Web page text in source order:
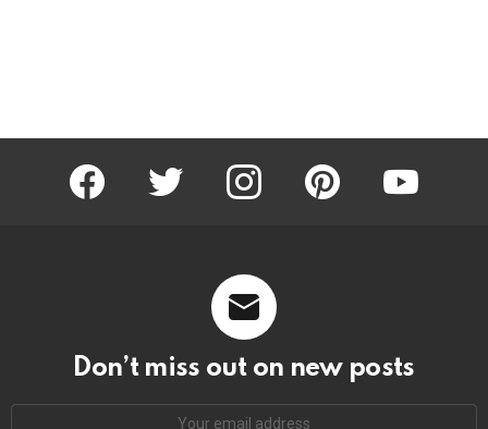
facebook twitter instagram pinterest youtube
Don’t miss out on new posts